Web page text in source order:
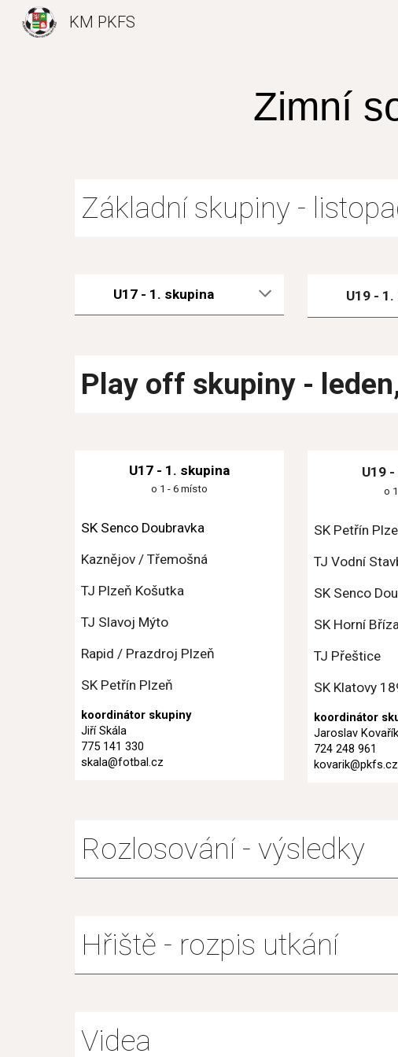
KM PKFS
Zimní
Základní skupiny -
U17 - 1. skupina U19 -
Play off skupiny -
U17 - 1. skupina
o 1 - 6 místo
SK Senco Doubravka
Kaznějov / Třemošná
TJ Plzeň Košutka
TJ Slavoj Mýto
Rapid / Prazdroj Plzeň
SK Petřín Plzeň
koordinátor skupiny
Jiří Skála
775 141 330
skala@fotbal.cz
U19
o
SK Petřín
TJ Vodní
SK Senco
SK Horní
TJ Přeštice
SK Klatovy
koordinátor
Jaroslav Kovařík
724 248 961
kovarik@pkfs.cz
Rozlosování - výsledky
Hřiště - rozpis utkání
Videa